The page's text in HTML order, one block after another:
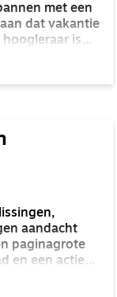
met een
dat vakantie
is
druk. De
even
leven moet
haar werk van
aandacht
paginagrote
en een actie
sokken en
betitelde de